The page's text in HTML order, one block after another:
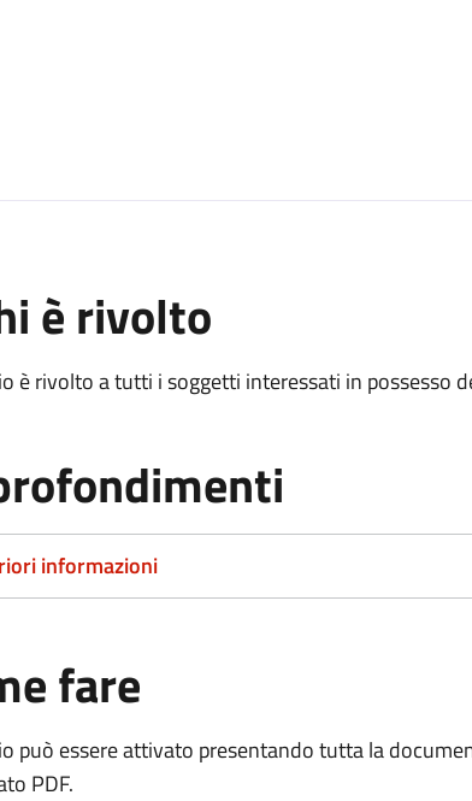
è rivolto
è rivolto a tutti i soggetti interessati in possesso
informazioni
fare
può essere attivato presentando tutta la
PDF.